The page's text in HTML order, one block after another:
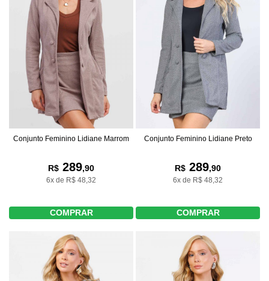
Conjunto Feminino Lidiane Marrom
R$ 289,90
6x de R$ 48,32
COMPRAR
Conjunto Feminino Lidiane Preto
R$ 289,90
6x de R$ 48,32
COMPRAR